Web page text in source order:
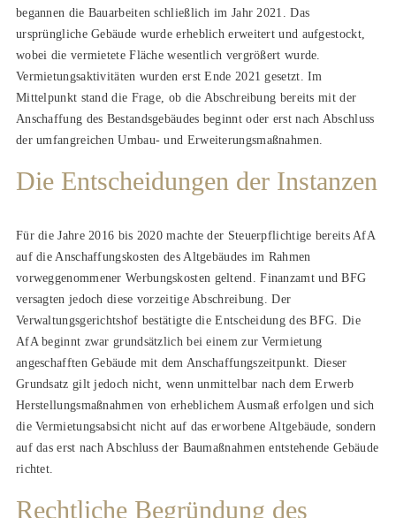
begannen die Bauarbeiten schließlich im Jahr 2021. Das
ursprüngliche Gebäude wurde erheblich erweitert und aufgestockt,
wobei die vermietete Fläche wesentlich vergrößert wurde.
Vermietungsaktivitäten wurden erst Ende 2021 gesetzt. Im
Mittelpunkt stand die Frage, ob die Abschreibung bereits mit der
Anschaffung des Bestandsgebäudes beginnt oder erst nach Abschluss
der umfangreichen Umbau- und Erweiterungsmaßnahmen.
Die Entscheidungen der Instanzen
Für die Jahre 2016 bis 2020 machte der Steuerpflichtige bereits AfA
auf die Anschaffungskosten des Altgebäudes im Rahmen
vorweggenommener Werbungskosten geltend. Finanzamt und BFG
versagten jedoch diese vorzeitige Abschreibung. Der
Verwaltungsgerichtshof bestätigte die Entscheidung des BFG. Die
AfA beginnt zwar grundsätzlich bei einem zur Vermietung
angeschafften Gebäude mit dem Anschaffungszeitpunkt. Dieser
Grundsatz gilt jedoch nicht, wenn unmittelbar nach dem Erwerb
Herstellungsmaßnahmen von erheblichem Ausmaß erfolgen und sich
die Vermietungsabsicht nicht auf das erworbene Altgebäude, sondern
auf das erst nach Abschluss der Baumaßnahmen entstehende Gebäude
richtet.
Rechtliche Begründung des